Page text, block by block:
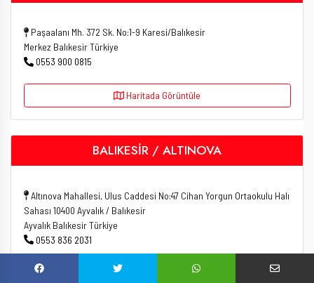
Paşaalanı Mh. 372 Sk. No:1-9 Karesi/Balıkesir
Merkez Balıkesir Türkiye
0553 900 0815
Haritada Görüntüle
BALIKESİR / ALTINOVA
Altınova Mahallesi, Ulus Caddesi No:47 Cihan Yorgun Ortaokulu Halı
Sahası 10400 Ayvalık / Balıkesir
Ayvalık Balıkesir Türkiye
0553 836 2031
Haritada Görüntüle